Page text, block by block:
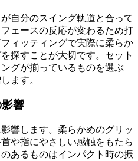
自分のスイング軌道と合って
ェースの反応が変わるため打
ィッティングで実際に柔らか
探すことが大切です。セット
グが揃っているものを選ぶ
ます。
響
響します。柔らかめのグリッ
や指にやさしい感触をもたら
あるものはインパクト時の振